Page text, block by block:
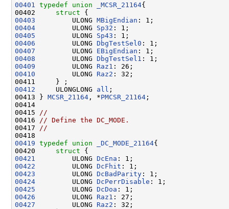
00401
typedef union _MCSR_21164{
00402 struct
00403
         ULONG
MBigEndian
00404
         ULONG
Sp32
00405
         ULONG
Sp43
00406
         ULONG
DbgTestSel0
00407
         ULONG
EBigEndian
00408
         ULONG
DbgTestSel1
00409
         ULONG
Raz1
00410
         ULONG
Raz2 : 32;
00412
     ULONGLONG
all ;
00413 } MCSR_21164 , *PMCSR_21164 ;
00414
00415
//
00416
// Define the DC_MODE.
00417
//
00419 typedef union _DC_MODE_21164{
00420 struct
00421
         ULONG
DcEna
00422
         ULONG
DcFhit
00423
         ULONG
DcBadParity
00424
         ULONG
DcPerrDisable
00425
         ULONG
DcDoa
00426
         ULONG
Raz1
00427
         ULONG
Raz2 : 32;